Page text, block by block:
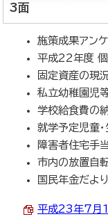
3面
施策成果アン
平成22年度 個
固定資産の現
私立幼稚園児
学校給食費の
就学予定児童
障害者住宅手
市内の放置自
国民年金だより
平成23年7月